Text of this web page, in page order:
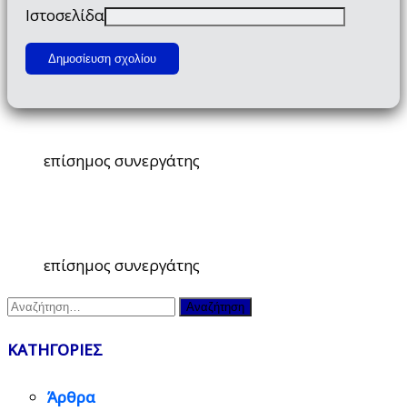
Ιστοσελίδα
επίσημος συνεργάτης
επίσημος συνεργάτης
Αναζήτηση
ΚΑΤΗΓΟΡΙΕΣ
Άρθρα